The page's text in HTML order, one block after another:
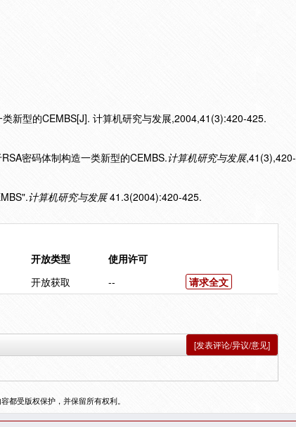
新型的CEMBS[J]. 计算机研究与发展,2004,41(3):420-425.
密码体制构造一类新型的CEMBS.计算机研究与发展,41(3),420-
计算机研究与发展41.3(2004):420-425.
开放类型
使用许可
开放获取 -- 请求全文
[发表评论/异议/意见]
都受版权保护，并保留所有权利。